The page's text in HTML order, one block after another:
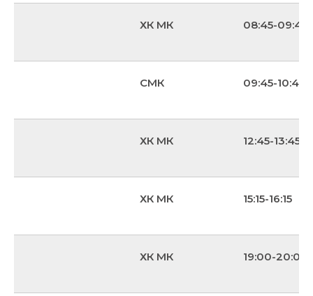
ХК МК 08:45-09:45
СМК 09:45-10:45
ХК МК 12:45-13:45
ХК МК 15:15-16:15
ХК МК 19:00-20:00